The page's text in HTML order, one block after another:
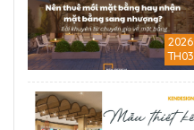
2026
TH03